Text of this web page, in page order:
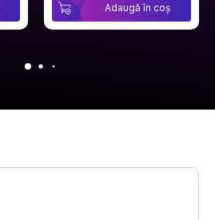
Adaugă în coș